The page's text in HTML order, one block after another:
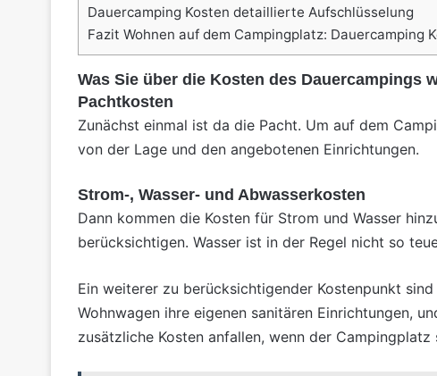
Dauercamping Kosten detaillierte Aufschlüsselung
Fazit Wohnen auf dem Campingplatz: Dauercamping
Was Sie über die Kosten des Dauercampings
Pachtkosten
Zunächst einmal ist da die Pacht. Um auf dem
von der Lage und den angebotenen Einrichtungen.
Strom-, Wasser- und Abwasserkosten
Dann kommen die Kosten für Strom und Wasser
berücksichtigen. Wasser ist in der Regel nicht so
Ein weiterer zu berücksichtigender Kostenpunkt
Wohnwagen ihre eigenen sanitären Einrichtungen,
zusätzliche Kosten anfallen, wenn der